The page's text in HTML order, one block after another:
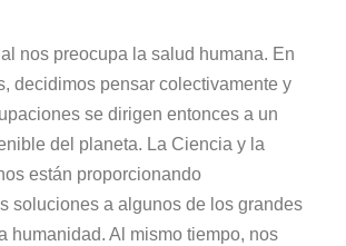
nos preocupa la salud humana. En
decidimos pensar colectivamente y
se dirigen entonces a un
del planeta. La Ciencia y la
están proporcionando
soluciones a algunos de los grandes
humanidad. Al mismo tiempo, nos